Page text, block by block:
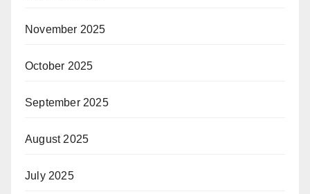
November 2025
October 2025
September 2025
August 2025
July 2025